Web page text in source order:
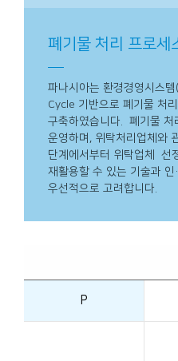
폐기물 처리 프로세
파나시아는 환경경영시스
Cycle 기반으로 폐기물 처
구축하였습니다. 폐기물 처
운영하며, 위탁처리업체와
단계에서부터 위탁업체 선
재활용할 수 있는 기술과 인
우선적으로 고려합니다.
P